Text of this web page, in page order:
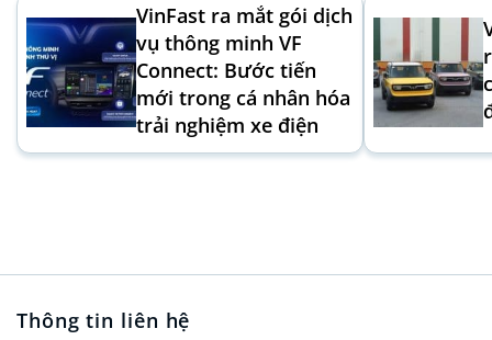
VinFast ra mắt gói dịch
vụ thông minh VF
Connect: Bước tiến
mới trong cá nhân hóa
trải nghiệm xe điện
Thông tin liên hệ